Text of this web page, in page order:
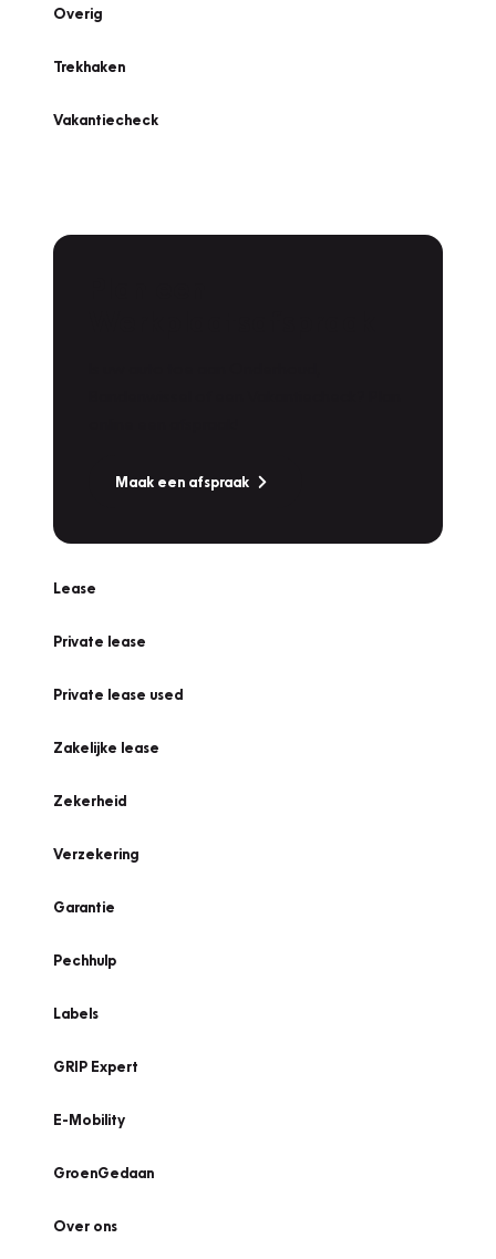
Overig
Trekhaken
Vakantiecheck
Maak een afspraak
Lease
Private lease
Private lease used
Zakelijke lease
Zekerheid
Verzekering
Garantie
Pechhulp
Labels
GRIP Expert
E-Mobility
GroenGedaan
Over ons